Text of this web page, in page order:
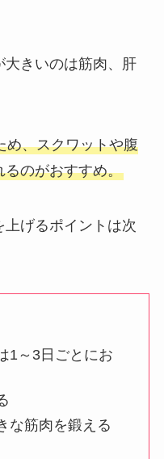
大きいのは筋肉、肝
め、スクワットや腹
るのがおすすめ。
げるポイントは次
1～3日ごとにお
な筋肉を鍛える